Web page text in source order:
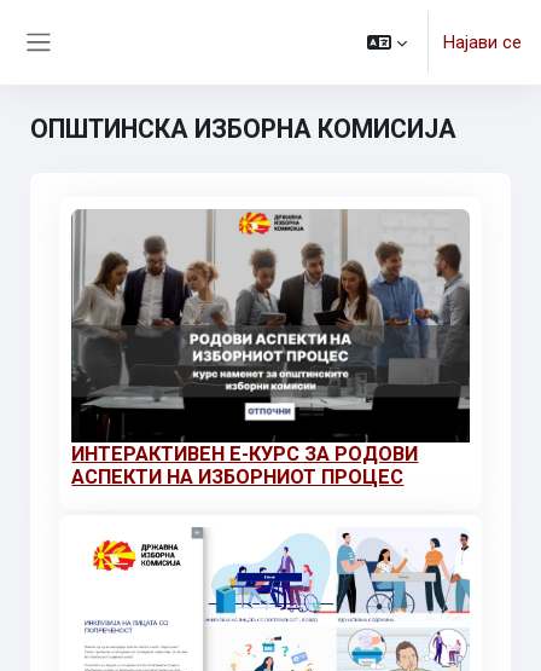
Најави се
ОПШТИНСКА ИЗБОРНА КОМИСИЈА
ИНТЕРАКТИВЕН Е-КУРС ЗА РОДОВИ
АСПЕКТИ НА ИЗБОРНИОТ ПРОЦЕС